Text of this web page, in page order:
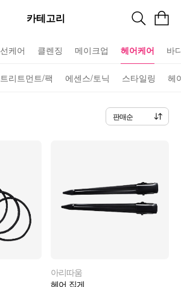
카테고리
선케어 클렌징 메이크업 헤어케어 바
트리트먼트/팩 에센스/토닉 스타일링 헤
판매순
아리따움
헤어 집게